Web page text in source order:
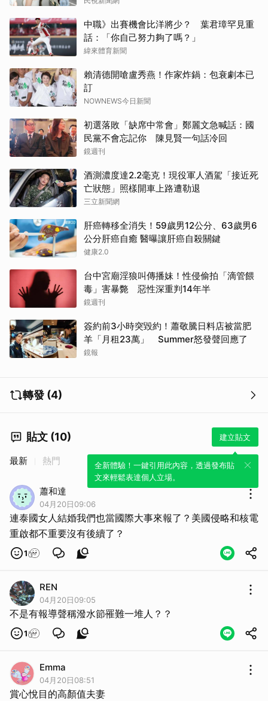
中職》出賽機會比洋將少？ 葉君璋罕見重
話：「你自己努力夠了嗎？」
緯來體育新聞
賴清德開嗆盧秀燕！作家炸鍋：包衰劇本已
訂
NOWNEWS今日新聞
初選落敗「缺席中常會」鄭麗文急喊話：國
民黨不會忘記你 陳見賢一句話冷回
鏡週刊
酒測濃度達2.2毫克！現役軍人酒駕「接近死
亡狀態」照樣開車上路遭勒退
三立新聞網
肝癌轉移全消失！59歲男12公分、63歲男6
公分肝癌自癒 醫曝讓肝癌自殺關鍵
健康2.0
台中宮廟淫狼叫傳播妹！性侵偷拍「滴管餵
毒」害暴斃 惡性深重判14年半
鏡週刊
簽約前3小時突毀約！蕭敬騰日料店被當肥
羊「月租23萬」 Summer怒發聲回應了
鏡報
轉發 (4)
貼文 (10) 建立貼文
全新體驗！一鍵引用此內容，透過發布貼
文來輕鬆表達個人立場。
最新 熱門
蕭和達
04月20日09:06
連泰國女人結婚我們也當國際大事來報了？美國侵略和核電
重啟都不重要沒有後續了？
1
REN
04月20日09:05
不是有報導聲稱潑水節罹難一堆人？？
1
Emma
04月20日08:51
賞心悅目的高顏值夫妻